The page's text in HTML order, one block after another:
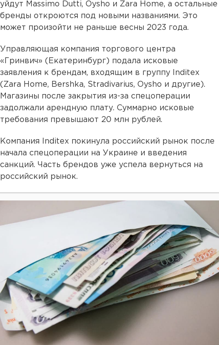
уйдут Massimo Dutti, Oysho и Zara Home, а остальные
бренды откроются под новыми названиями. Это
может произойти не раньше весны 2023 года.
Управляющая компания торгового центра
«Гринвич» (Екатеринбург) подала исковые
заявления к брендам, входящим в группу Inditex
(Zara Home, Bershka, Stradivarius, Oysho и другие).
Магазины после закрытия из-за спецоперации
задолжали арендную плату. Суммарно исковые
требования превышают 20 млн рублей.
Компания Inditex покинула российский рынок после
начала спецоперации на Украине и введения
санкций. Часть брендов уже успела вернуться на
российский рынок.